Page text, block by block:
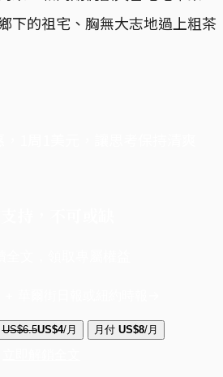
下的祖宅、胸無大志地過上粗茶
US$6.5US$4/月 月付 US$8/月